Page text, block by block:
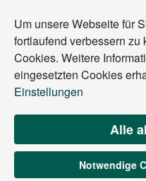
Um unsere Webseite für
fortlaufend verbessern
Cookies. Weitere
eingesetzten Cookies
Einstellungen
Alle
Notwendige